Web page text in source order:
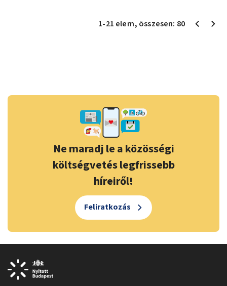
1-21 elem, összesen: 80
Ne maradj le a közösségi
költségvetés legfrissebb
híreiről!
Feliratkozás